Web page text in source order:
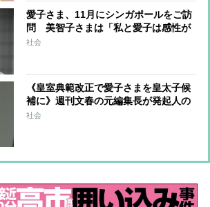
愛子さま、11月にシンガポールをご訪
問 美智子さまは「私と愛子は感性が
似ている」…皇室に受け継がれてき
社会
《皇室典範改正で愛子さまを皇太子候
補に》週刊文春の元編集長が発起人の
署名活動が話題、賛同者は1か月足ら
社会